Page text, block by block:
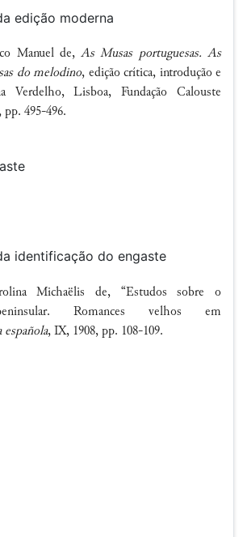
edição moderna
Manuel de, As Musas portuguesas. As
do melodino, edição crítica, introdução e
Verdelho, Lisboa, Fundação Calouste
pp. 495-496.
identificação do engaste
Michaëlis de, “Estudos sobre o
Romances velhos em
española, IX, 1908, pp. 108-109.